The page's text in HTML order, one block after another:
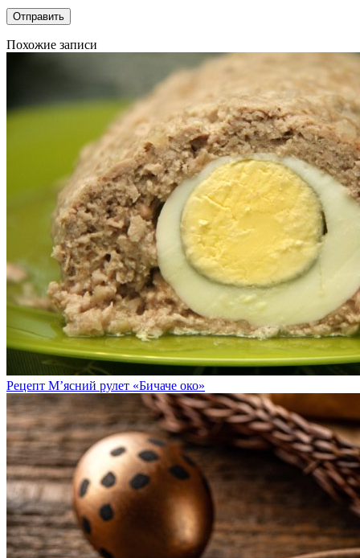
Похожие записи
Рецепт М’ясний рулет «Бичаче око»